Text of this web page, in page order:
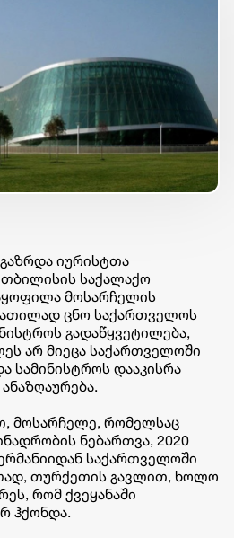
იურისტთა
საქალაქო
მოსარჩელის
ცნო საქართველოს
გადაწყვეტილება,
არ მიეცა საქართველოში
სამინისტროს დააკისრა
მოსარჩელე, რომელსაც
ნებართვა, 2020
საქართველოში
თურქეთის გავლით, ხოლო
რომ ქვეყანაში
ჰქონდა.